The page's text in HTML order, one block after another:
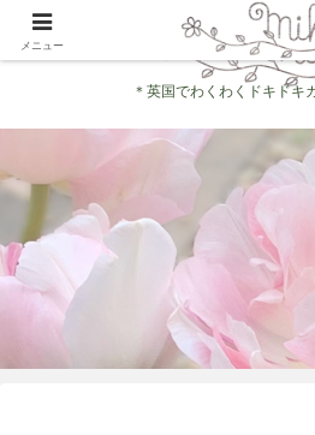
＊英国でわくわくドキドキ
メニュー